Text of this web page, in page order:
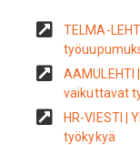
TELMA-
vaikuttavat
HR-VIESTI |
työkykyä